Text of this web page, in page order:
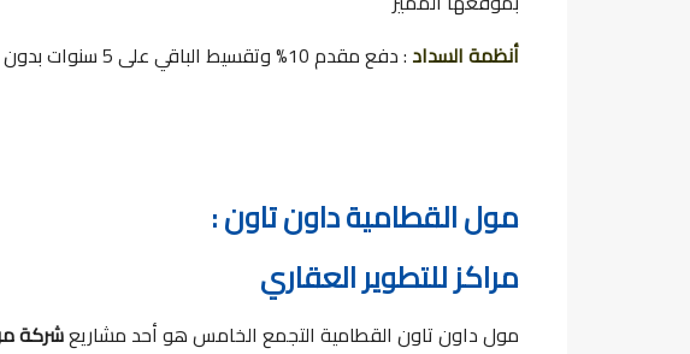
أنظمة السداد : دفع مقدم 10% وتقسيط الباقي على 5 سنوات بدون فوائد، ودفع 7% وديعة صيانة
مول القطامية داون تاون :
مراكز للتطوير العقاري
مول داون تاون القطامية التجمع الخامس هو أحد مشاريعشركة